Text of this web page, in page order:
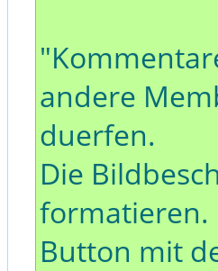
andere
duerfen.
Die
formatieren.
Button mit